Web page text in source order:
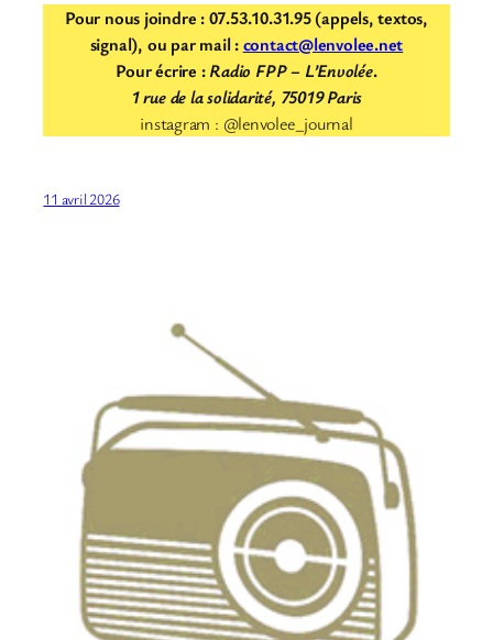
Pour nous joindre : 07.53.10.31.95 (appels, textos,
signal), ou par mail :contact@lenvolee.net
Pour écrire :Radio FPP – L’Envolée.
1 rue de la solidarité, 75019 Paris
instagram : @lenvolee_journal
11 avril 2026